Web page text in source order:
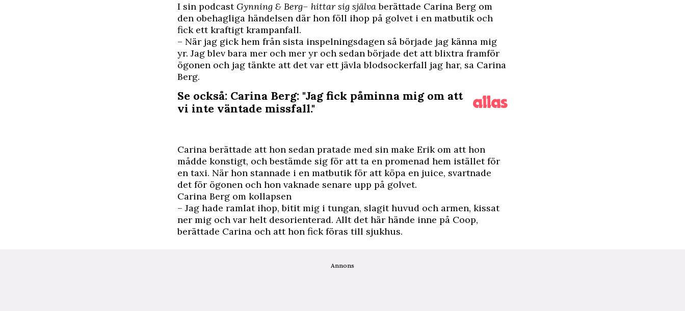
I sin podcast Gynning & Berg– hittar sig självaberättade Carina Berg om
den obehagliga händelsen där hon föll ihop på golvet i en matbutik och
fick ett kraftigt krampanfall.
– När jag gick hem från sista inspelningsdagen så började jag känna mig
yr. Jag blev bara mer och mer yr och sedan började det att blixtra framför
ögonen och jag tänkte att det var ett jävla blodsockerfall jag har, sa Carina
Berg.
Se också: Carina Berg: "Jag fick påminna mig om att
vi inte väntade missfall."
Carina berättade att hon sedan pratade med sin make Erik om att hon
mådde konstigt, och bestämde sig för att ta en promenad hem istället för
en taxi. När hon stannade i en matbutik för att köpa en juice, svartnade
det för ögonen och hon vaknade senare upp på golvet.
Carina Berg om kollapsen
– Jag hade ramlat ihop, bitit mig i tungan, slagit huvud och armen, kissat
ner mig och var helt desorienterad. Allt det här hände inne på Coop,
berättade Carina och att hon fick föras till sjukhus.
Annons